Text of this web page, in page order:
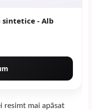
sintetice - Alb
resimt mai apăsat